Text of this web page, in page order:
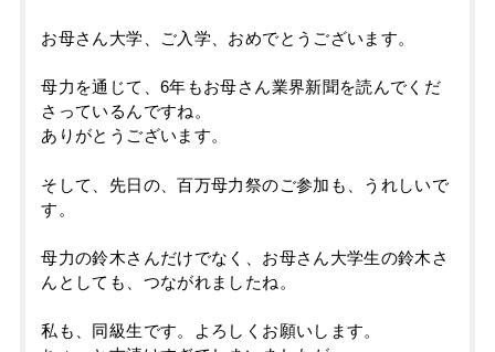
お母さん大学、ご入学、おめでとうございます。
母力を通じて、6年もお母さん業界新聞を読んでくだ
さっているんですね。
ありがとうございます。
そして、先日の、百万母力祭のご参加も、うれしいで
す。
母力の鈴木さんだけでなく、お母さん大学生の鈴木さ
んとしても、つながれましたね。
私も、同級生です。よろしくお願いします。